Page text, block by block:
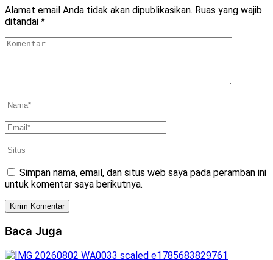
Alamat email Anda tidak akan dipublikasikan. Ruas yang wajib
ditandai *
Simpan nama, email, dan situs web saya pada peramban ini
untuk komentar saya berikutnya.
Baca Juga